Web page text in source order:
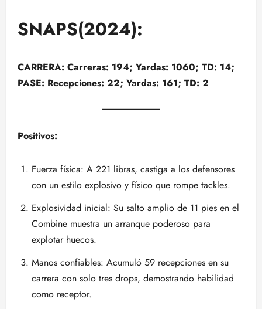
SNAPS(2024):
CARRERA: Carreras: 194; Yardas: 1060; TD: 14;
PASE: Recepciones: 22; Yardas: 161; TD: 2
Positivos:
Fuerza física: A 221 libras, castiga a los defensores
con un estilo explosivo y físico que rompe tackles.
Explosividad inicial: Su salto amplio de 11 pies en el
Combine muestra un arranque poderoso para
explotar huecos.
Manos confiables: Acumuló 59 recepciones en su
carrera con solo tres drops, demostrando habilidad
como receptor.